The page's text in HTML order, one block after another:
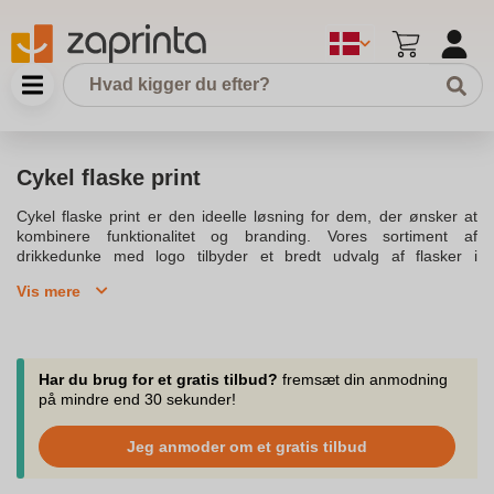
Cykel flaske print
Cykel flaske print er den ideelle løsning for dem, der ønsker at
kombinere funktionalitet og branding. Vores sortiment af
drikkedunke med logo tilbyder et bredt udvalg af flasker i
efter en drikkedunk med logo til sportsaktiviteter eller en
kolde eller varme, og er lavet af materialer som rustfrit stål og
aluminium, der sikrer holdbarhed og høj kvalitet. For dem, der
ønsker en let og praktisk løsning, tilbyder vi også drikkeflasker i
eksponere dit brand effektivt ved events eller messer.Drikkedunke
med logo tryk er en populær måde at fremme dit brand på, og
vores modeller i vores sortiment kommer i forskellige farver og
Vis mere
Har du brug for et gratis tilbud? fremsæt din anmodning
på mindre end 30 sekunder!
Jeg anmoder om et gratis tilbud